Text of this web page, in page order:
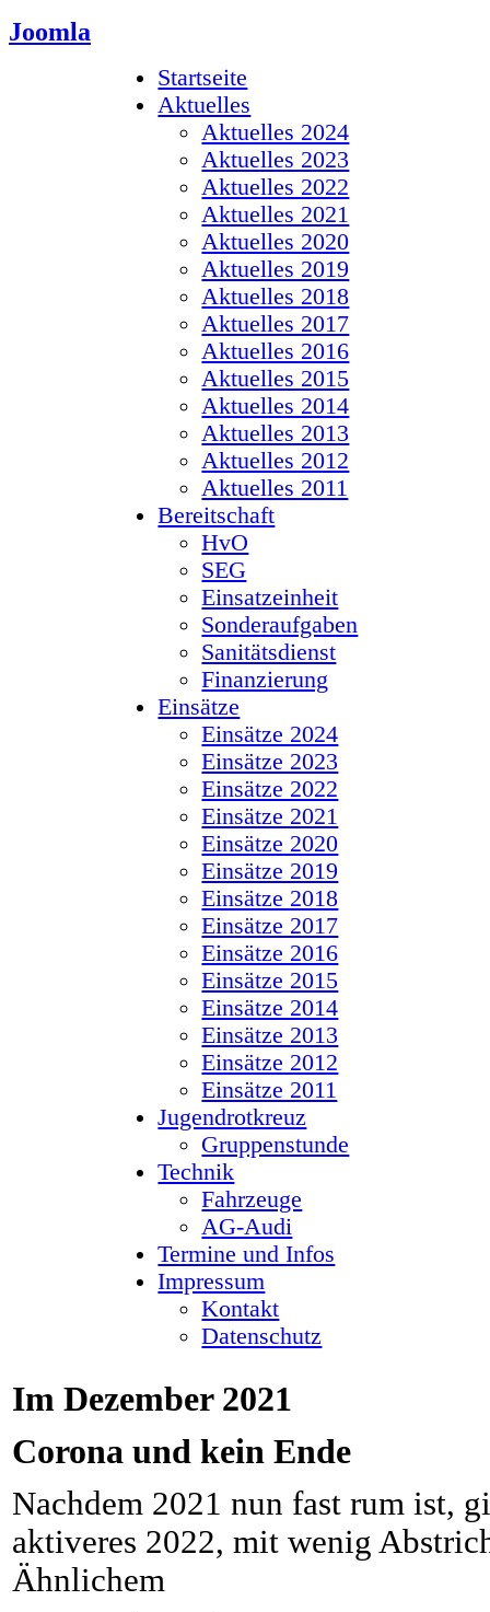
Joomla
Startseite
Aktuelles
Aktuelles 2024
Aktuelles 2023
Aktuelles 2022
Aktuelles 2021
Aktuelles 2020
Aktuelles 2019
Aktuelles 2018
Aktuelles 2017
Aktuelles 2016
Aktuelles 2015
Aktuelles 2014
Aktuelles 2013
Aktuelles 2012
Aktuelles 2011
Bereitschaft
HvO
SEG
Einsatzeinheit
Sonderaufgaben
Sanitätsdienst
Finanzierung
Einsätze
Einsätze 2024
Einsätze 2023
Einsätze 2022
Einsätze 2021
Einsätze 2020
Einsätze 2019
Einsätze 2018
Einsätze 2017
Einsätze 2016
Einsätze 2015
Einsätze 2014
Einsätze 2013
Einsätze 2012
Einsätze 2011
Jugendrotkreuz
Gruppenstunde
Technik
Fahrzeuge
AG-Audi
Termine und Infos
Impressum
Kontakt
Datenschutz
Im Dezember 2021
Corona und kein Ende
Nachdem 2021 nun fast rum ist,
aktiveres 2022, mit wenig
Ähnlichem